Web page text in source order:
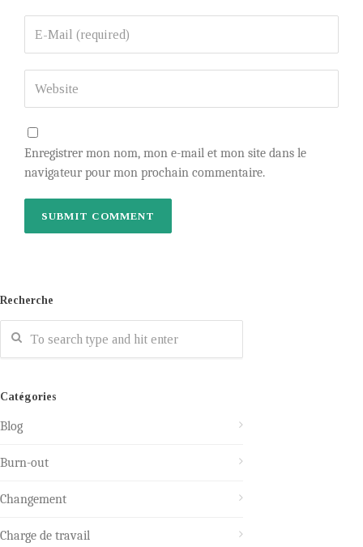
Enregistrer mon nom, mon e-mail et mon site dans le
navigateur pour mon prochain commentaire.
Recherche
Catégories
Blog
Burn-out
Changement
Charge de travail